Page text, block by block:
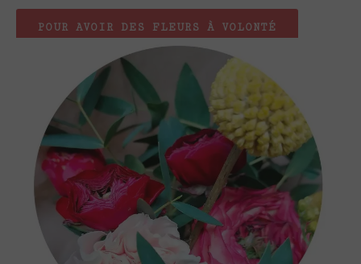
POUR AVOIR DES FLEURS À VOLONTÉ